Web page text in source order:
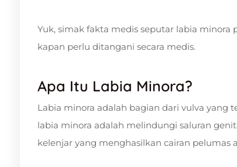
Yuk, simak fakta medis seputar labia minora
kapan perlu ditangani secara medis.
Apa Itu Labia Minora?
Labia minora adalah bagian dari vulva yang
labia minora adalah melindungi saluran
kelenjar yang menghasilkan cairan pelumas